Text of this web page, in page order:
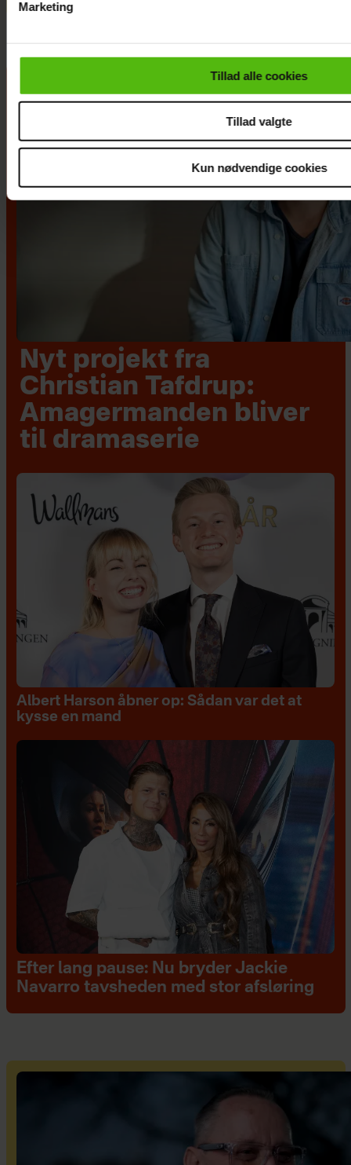
cookiepolitik.
Marketing
Tillad alle cookies
Tillad valgte
Kun nødvendige cookies
Nyt projekt fra
Christian Tafdrup:
Amagermanden bliver
til dramaserie
Albert Harson åbner op: Sådan var det at
kysse en mand
Efter lang pause: Nu bryder Jackie
Navarro tavsheden med stor afsløring